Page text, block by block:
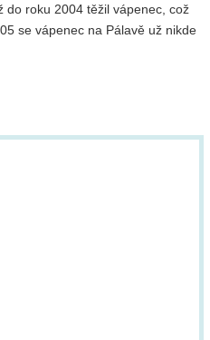
do roku 2004 těžil vápenec, což
se vápenec na Pálavě už nikde